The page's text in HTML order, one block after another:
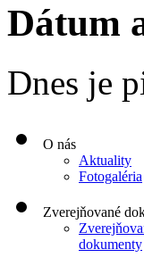
Dátum
Dnes je
O nás
Aktuality
Fotogaléria
Zverejňované
dokumenty